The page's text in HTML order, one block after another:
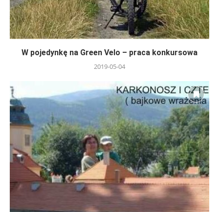
W pojedynkę na Green Velo – praca konkursowa
2019-05-04